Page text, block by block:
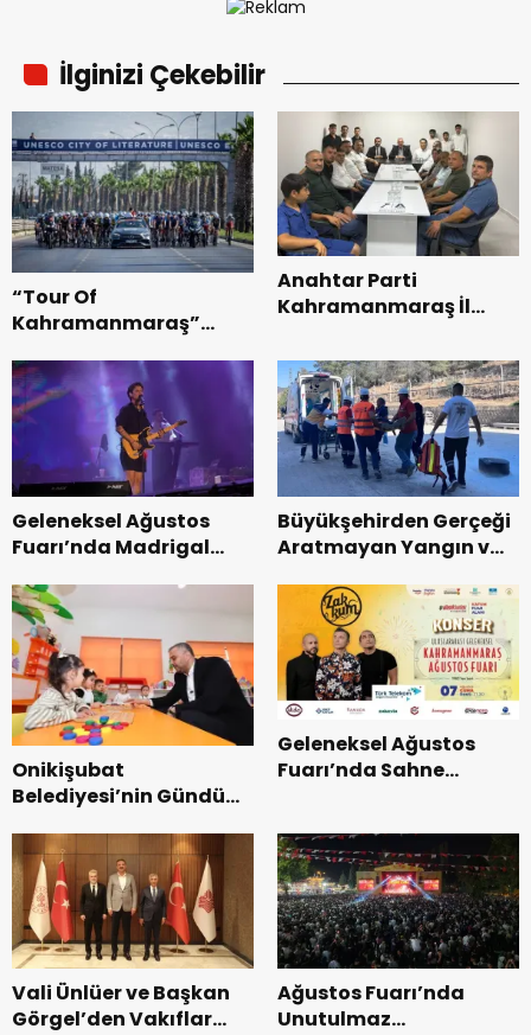
İlginizi Çekebilir
“Tour Of
Kahramanmaraş”
Bisikleti Turnuvası
Tamamlandı.
Anahtar Parti
Kahramanmaraş İl
Teşkilatı ile buluştu.
Geleneksel Ağustos
Fuarı’nda Madrigal
Büyükşehirden Gerçeği
Aratmayan Yangın ve
Onikişubat
Belediyesi’nin Gündüz
dönemin ön kayıtları
başladı.
Geleneksel Ağustos
Fuarı’nda Sahne
Vali Ünlüer ve Başkan
Görgel’den Vakıflar
Ağustos Fuarı’nda
Unutulmaz